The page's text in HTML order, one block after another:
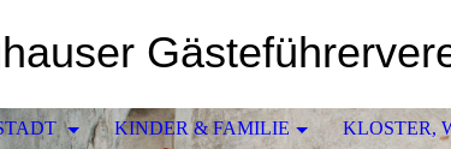
KINDER & FAMILIE KLOSTER,